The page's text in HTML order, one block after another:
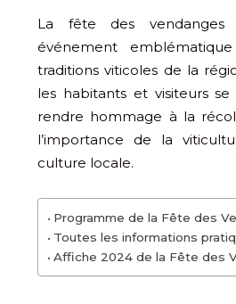
La fête des
événement
traditions viticoles de la
les habitants et visiteurs
rendre hommage à la
l’importance de la
culture locale.
Programme de la Fête des
Toutes les informations
Affiche 2024 de la Fête des